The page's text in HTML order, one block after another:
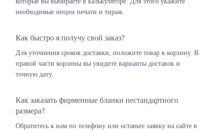
необходимые опции печати и тираж.
Как быстро я получу свой заказ?
Для уточнения сроков доставки, положите товар в корзину. В
правой части корзины вы увидите варианты доставок и
точную дату.
Как заказать фирменные бланки нестандартного
размера?
Обратитесь к нам по телефону или оставьте заявку на сайте в